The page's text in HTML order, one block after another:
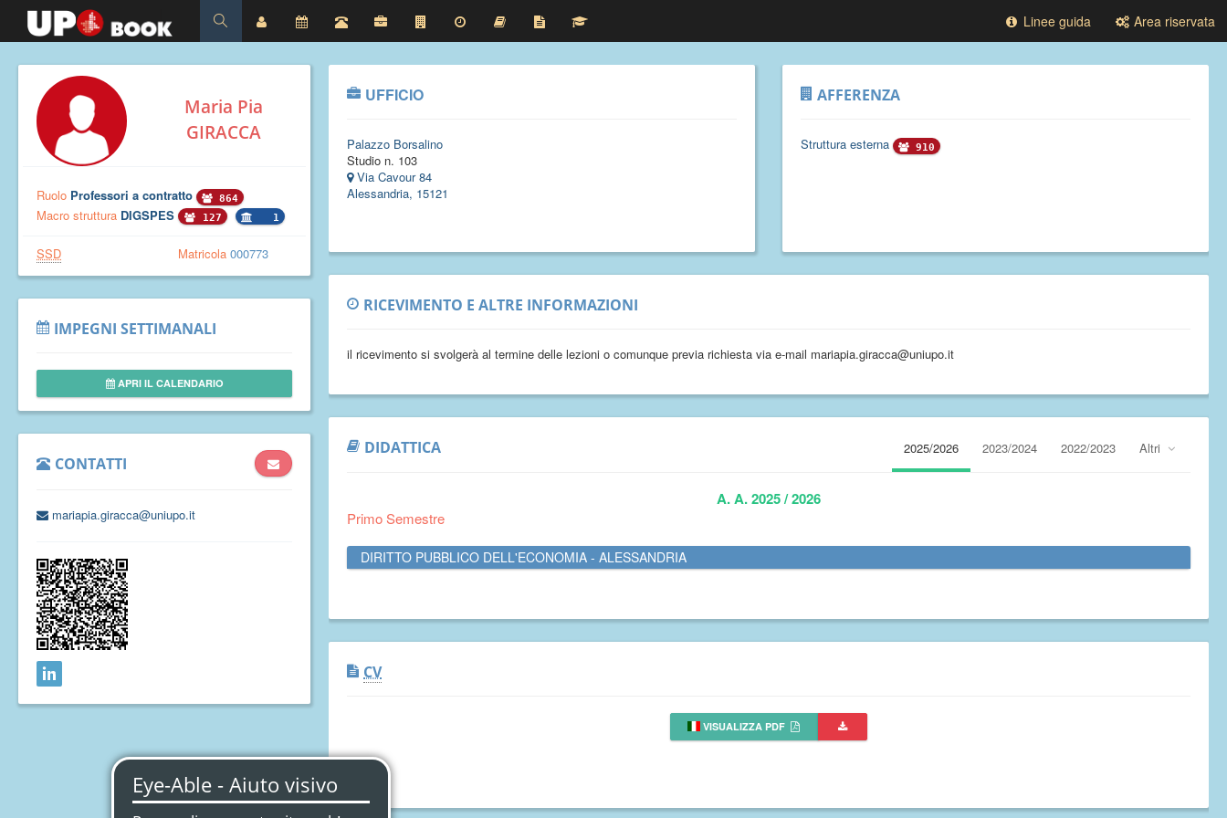
Linee guida Area riservata
Maria Pia
GIRACCA
Ruolo Professori a contratto 864
Macro struttura DIGSPES 127 1
SSD Matricola 000773
IMPEGNI SETTIMANALI
APRI IL CALENDARIO
CONTATTI
mariapia.giracca@uniupo.it
UFFICIO
Palazzo Borsalino
Studio n. 103
Via Cavour 84
Alessandria, 15121
AFFERENZA
Struttura esterna 910
RICEVIMENTO E ALTRE INFORMAZIONI
il ricevimento si svolgerà al termine delle lezioni o comunque previa richiesta via e-mail mariapia.giracca@uniupo.it
DIDATTICA 2025/2026 2023/2024 2022/2023 Altri
A. A. 2025 / 2026
Primo Semestre
DIRITTO PUBBLICO DELL'ECONOMIA - ALESSANDRIA
CV
VISUALIZZA PDF